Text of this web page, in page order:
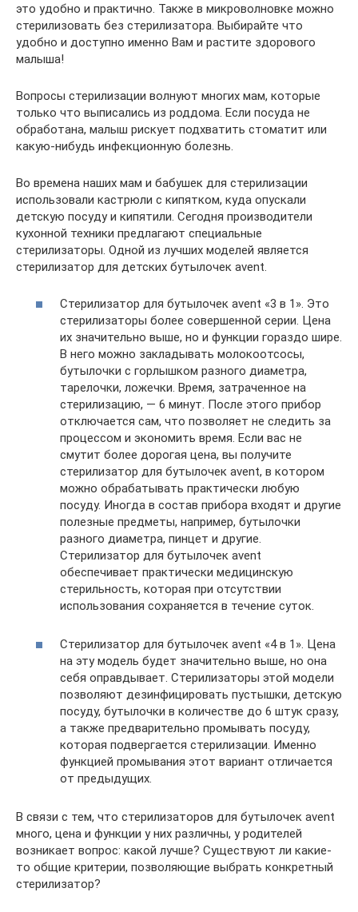
это удобно и практично. Также в микроволновке можно
стерилизовать без стерилизатора. Выбирайте что
удобно и доступно именно Вам и растите здорового
малыша!
Вопросы стерилизации волнуют многих мам, которые
только что выписались из роддома. Если посуда не
обработана, малыш рискует подхватить стоматит или
какую-нибудь инфекционную болезнь.
Во времена наших мам и бабушек для стерилизации
использовали кастрюли с кипятком, куда опускали
детскую посуду и кипятили. Сегодня производители
кухонной техники предлагают специальные
стерилизаторы. Одной из лучших моделей является
стерилизатор для детских бутылочек avent.
Стерилизатор для бутылочек avent «3 в 1». Это
стерилизаторы более совершенной серии. Цена
их значительно выше, но и функции гораздо шире.
В него можно закладывать молокоотсосы,
бутылочки с горлышком разного диаметра,
тарелочки, ложечки. Время, затраченное на
стерилизацию, — 6 минут. После этого прибор
отключается сам, что позволяет не следить за
процессом и экономить время. Если вас не
смутит более дорогая цена, вы получите
стерилизатор для бутылочек avent, в котором
можно обрабатывать практически любую
посуду. Иногда в состав прибора входят и другие
полезные предметы, например, бутылочки
разного диаметра, пинцет и другие.
Стерилизатор для бутылочек avent
обеспечивает практически медицинскую
стерильность, которая при отсутствии
использования сохраняется в течение суток.
Стерилизатор для бутылочек avent «4 в 1». Цена
на эту модель будет значительно выше, но она
себя оправдывает. Стерилизаторы этой модели
позволяют дезинфицировать пустышки, детскую
посуду, бутылочки в количестве до 6 штук сразу,
а также предварительно промывать посуду,
которая подвергается стерилизации. Именно
функцией промывания этот вариант отличается
от предыдущих.
В связи с тем, что стерилизаторов для бутылочек avent
много, цена и функции у них различны, у родителей
возникает вопрос: какой лучше? Существуют ли какие-
то общие критерии, позволяющие выбрать конкретный
стерилизатор?